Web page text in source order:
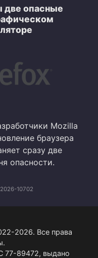
две опасные
Mozilla
браузера
сразу две
опасности.
10702
2026. Все права
77-89472, выдано